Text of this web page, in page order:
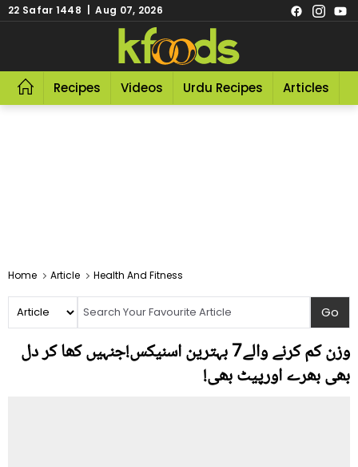
22 Safar 1448 | Aug 07, 2026
Recipes Videos Urdu Recipes Articles
Home Article Health And Fitness
وزن کم کرنے والے7 بہترین اسنیکس!جنہیں کھا کر دل
بھی بھرے اورپیٹ بھی!